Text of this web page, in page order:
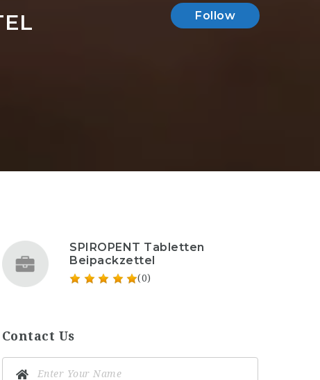
Follow
SPIROPENT Tabletten
Beipackzettel
(0)
Contact Us